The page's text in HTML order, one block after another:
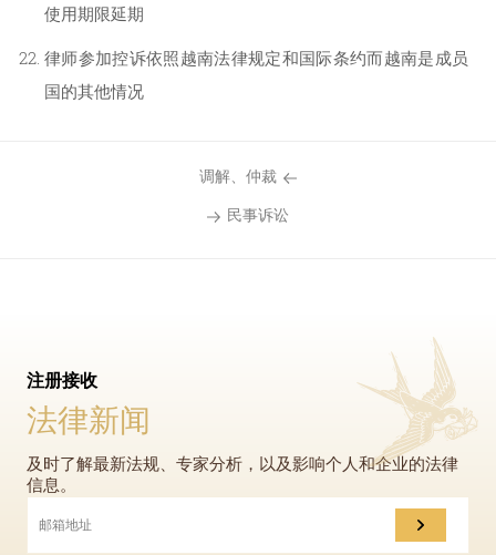
使用期限延期
律师参加控诉依照越南法律规定和国际条约而越南是成员
国的其他情况
调解、仲裁
民事诉讼
注册接收
法律新闻
及时了解最新法规、专家分析，以及影响个人和企业的法律
信息。